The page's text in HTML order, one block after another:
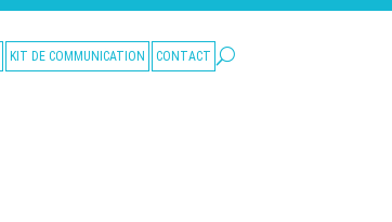
KIT DE COMMUNICATION CONTACT